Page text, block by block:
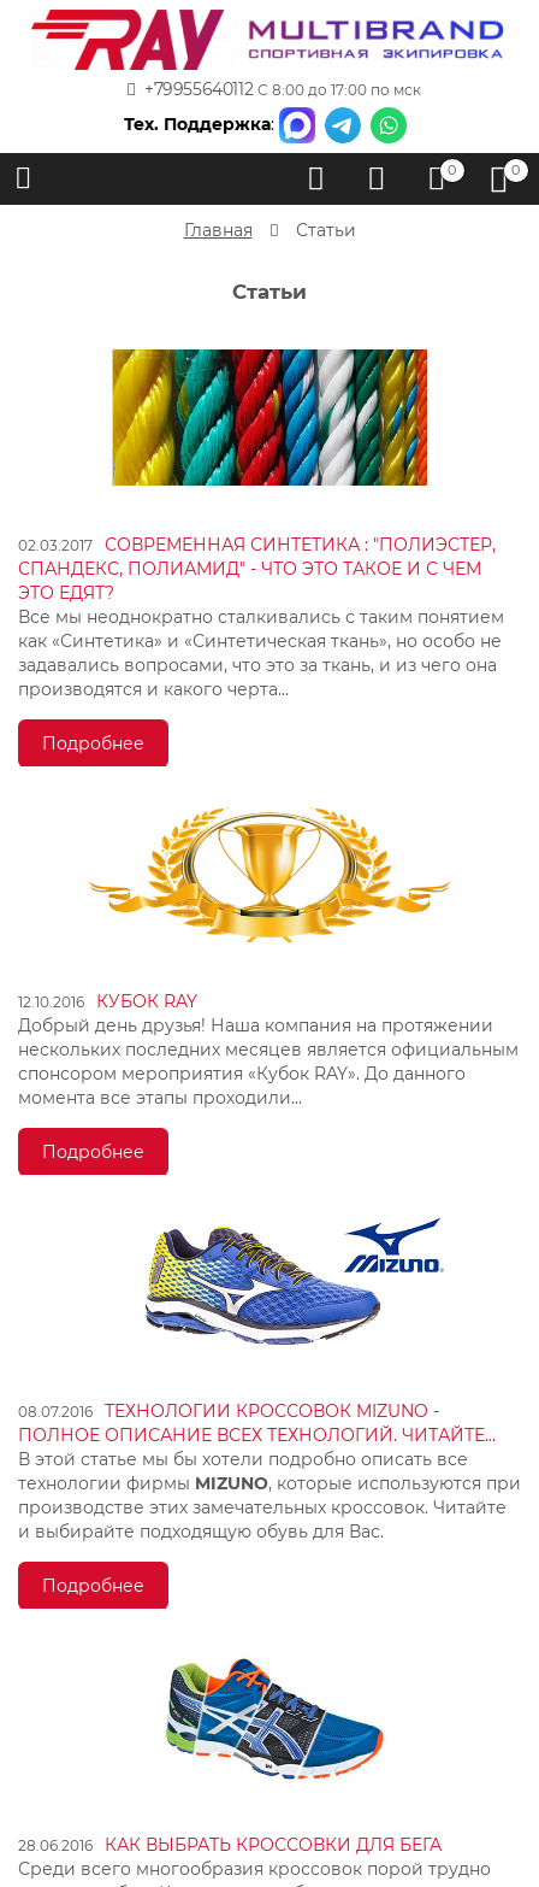
+79955640112 С 8:00 до 17:00 по мск
Тех. Поддержка:
0 0
Главная Статьи
Статьи
02.03.2017
СОВРЕМЕННАЯ СИНТЕТИКА : "ПОЛИЭСТЕР,
СПАНДЕКС, ПОЛИАМИД" - ЧТО ЭТО ТАКОЕ И С ЧЕМ
ЭТО ЕДЯТ?
Все мы неоднократно сталкивались с таким понятием
как «Синтетика» и «Синтетическая ткань», но особо не
задавались вопросами, что это за ткань, и из чего она
производятся и какого черта...
Подробнее
12.10.2016
КУБОК RAY
Добрый день друзья! Наша компания на протяжении
нескольких последних месяцев является официальным
спонсором мероприятия «Кубок RAY». До данного
момента все этапы проходили...
Подробнее
08.07.2016
ТЕХНОЛОГИИ КРОССОВОК MIZUNO -
ПОЛНОЕ ОПИСАНИЕ ВСЕХ ТЕХНОЛОГИЙ. ЧИТАЙТЕ...
В этой статье мы бы хотели подробно описать все
технологии фирмы MIZUNO, которые используются при
производстве этих замечательных кроссовок. Читайте
и выбирайте подходящую обувь для Вас.
Подробнее
28.06.2016
КАК ВЫБРАТЬ КРОССОВКИ ДЛЯ БЕГА
Среди всего многообразия кроссовок порой трудно